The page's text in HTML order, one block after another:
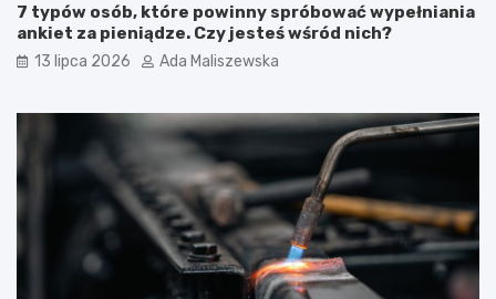
7 typów osób, które powinny spróbować wypełniania
ankiet za pieniądze. Czy jesteś wśród nich?
13 lipca 2026 Ada Maliszewska